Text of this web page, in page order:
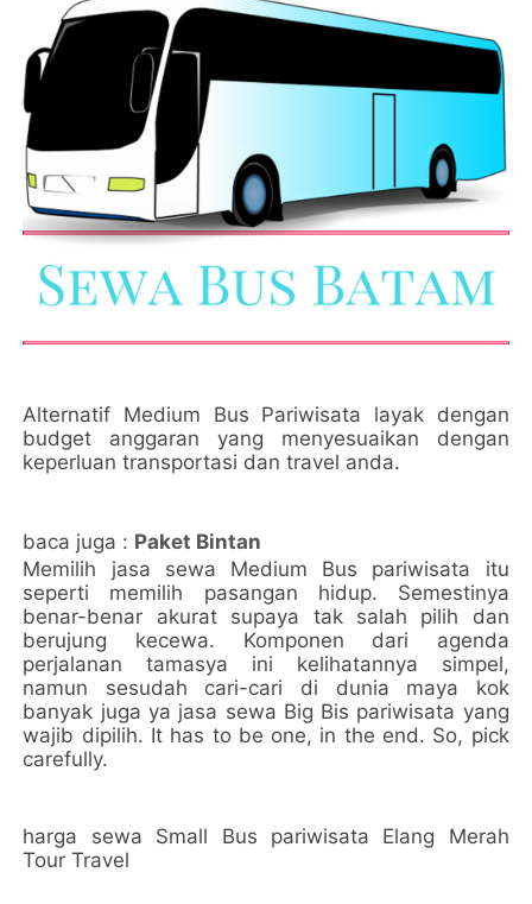
Alternatif Medium Bus Pariwisata layak dengan
budget anggaran yang menyesuaikan dengan
keperluan transportasi dan travel anda.
baca juga : Paket Bintan
Memilih jasa sewa Medium Bus pariwisata itu
seperti memilih pasangan hidup. Semestinya
benar-benar akurat supaya tak salah pilih dan
berujung kecewa. Komponen dari agenda
perjalanan tamasya ini kelihatannya simpel,
namun sesudah cari-cari di dunia maya kok
banyak juga ya jasa sewa Big Bis pariwisata yang
wajib dipilih. It has to be one, in the end. So, pick
carefully.
harga sewa Small Bus pariwisata Elang Merah
Tour Travel